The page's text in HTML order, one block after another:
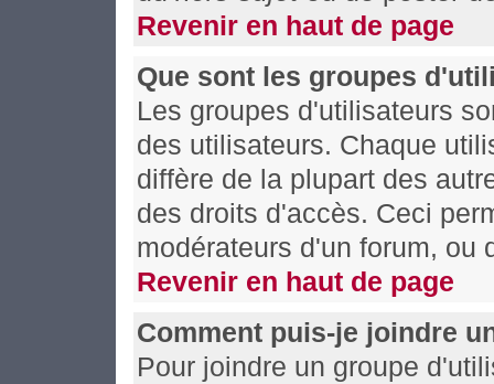
Revenir en haut de page
Que sont les groupes
Les groupes d'utilisateurs
des utilisateurs. Chaque
diffère de la plupart des
des droits d'accès. Ceci
modérateurs d'un forum, ou
Revenir en haut de page
Comment puis-je joindre
Pour joindre un groupe